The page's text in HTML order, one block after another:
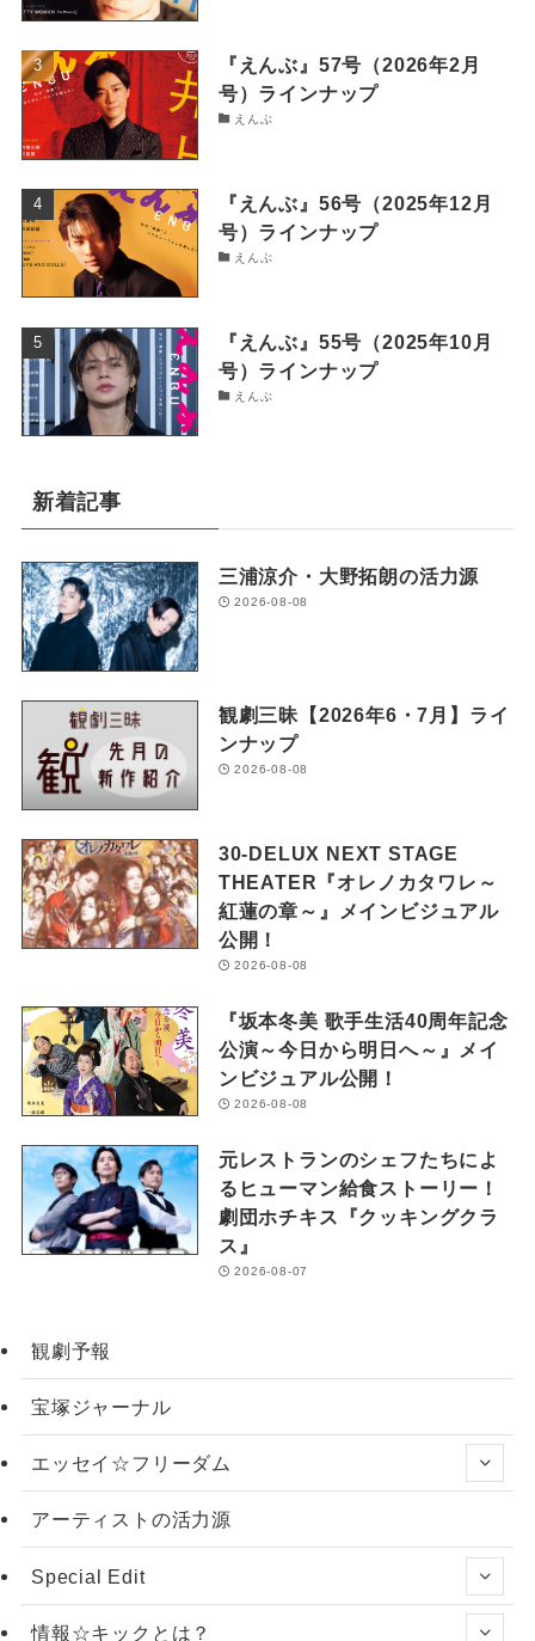
『えんぶ』57号（2026年2月
号）ラインナップ
えんぶ
『えんぶ』56号（2025年12月
号）ラインナップ
えんぶ
『えんぶ』55号（2025年10月
号）ラインナップ
えんぶ
新着記事
三浦涼介・大野拓朗の活力源
2026-08-08
観劇三昧【2026年6・7月】ライ
ンナップ
2026-08-08
30-DELUX NEXT STAGE
THEATER『オレノカタワレ～
紅蓮の章～』メインビジュアル
公開！
2026-08-08
『坂本冬美 歌手生活40周年記念
公演～今日から明日へ～』メイ
ンビジュアル公開！
2026-08-08
元レストランのシェフたちによ
るヒューマン給食ストーリー！
劇団ホチキス『クッキングクラ
ス』
2026-08-07
観劇予報
宝塚ジャーナル
エッセイ☆フリーダム
アーティストの活力源
Special Edit
情報☆キックとは？